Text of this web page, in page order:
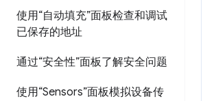
使用“自动填充”面板检查和调试
已保存的地址
通过“安全性”面板了解安全问题
使用“Sensors”面板模拟设备传